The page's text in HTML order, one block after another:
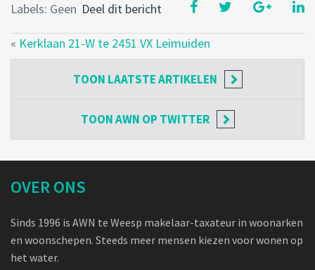
Deel dit bericht
Labels: Geen
« Kerklaan 21-W te 2451 VX Leimuiden
TOON LAATSTE ARTIKELEN
TOONAWN OP TWITTER
OVER ONS
Sinds 1996 is AWN te Weesp makelaar-taxateur in woonarken
en woonschepen. Steeds meer mensen kiezen voor wonen op
het water.